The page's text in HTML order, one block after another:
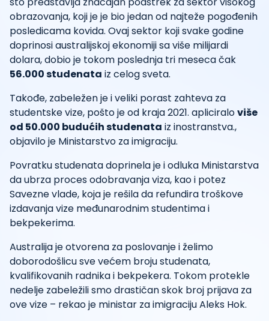
obrazovanja, koji je je bio jedan od najteže pogođenih
posledicama kovida. Ovaj sektor koji svake godine
doprinosi australijskoj ekonomiji sa više milijardi
dolara, dobio je tokom poslednja tri meseca čak
56.000 studenata iz celog sveta.
Takođe, zabeležen je i veliki porast zahteva za
studentske vize, pošto je od kraja 2021. apliciraloviše
od 50.000 budućih studenata iz inostranstva.,
objavilo je Ministarstvo za imigraciju.
Povratku studenata doprinela je i odluka Ministarstva
da ubrza proces odobravanja viza, kao i potez
Savezne vlade, koja je rešila da refundira troškove
izdavanja vize međunarodnim studentima i
bekpekerima.
Australija je otvorena za poslovanje i želimo
doborodošlicu sve većem broju studenata,
kvalifikovanih radnika i bekpekera. Tokom protekle
nedelje zabeležili smo drastičan skok broj prijava za
ove vize – rekao je ministar za imigraciju Aleks Hok.